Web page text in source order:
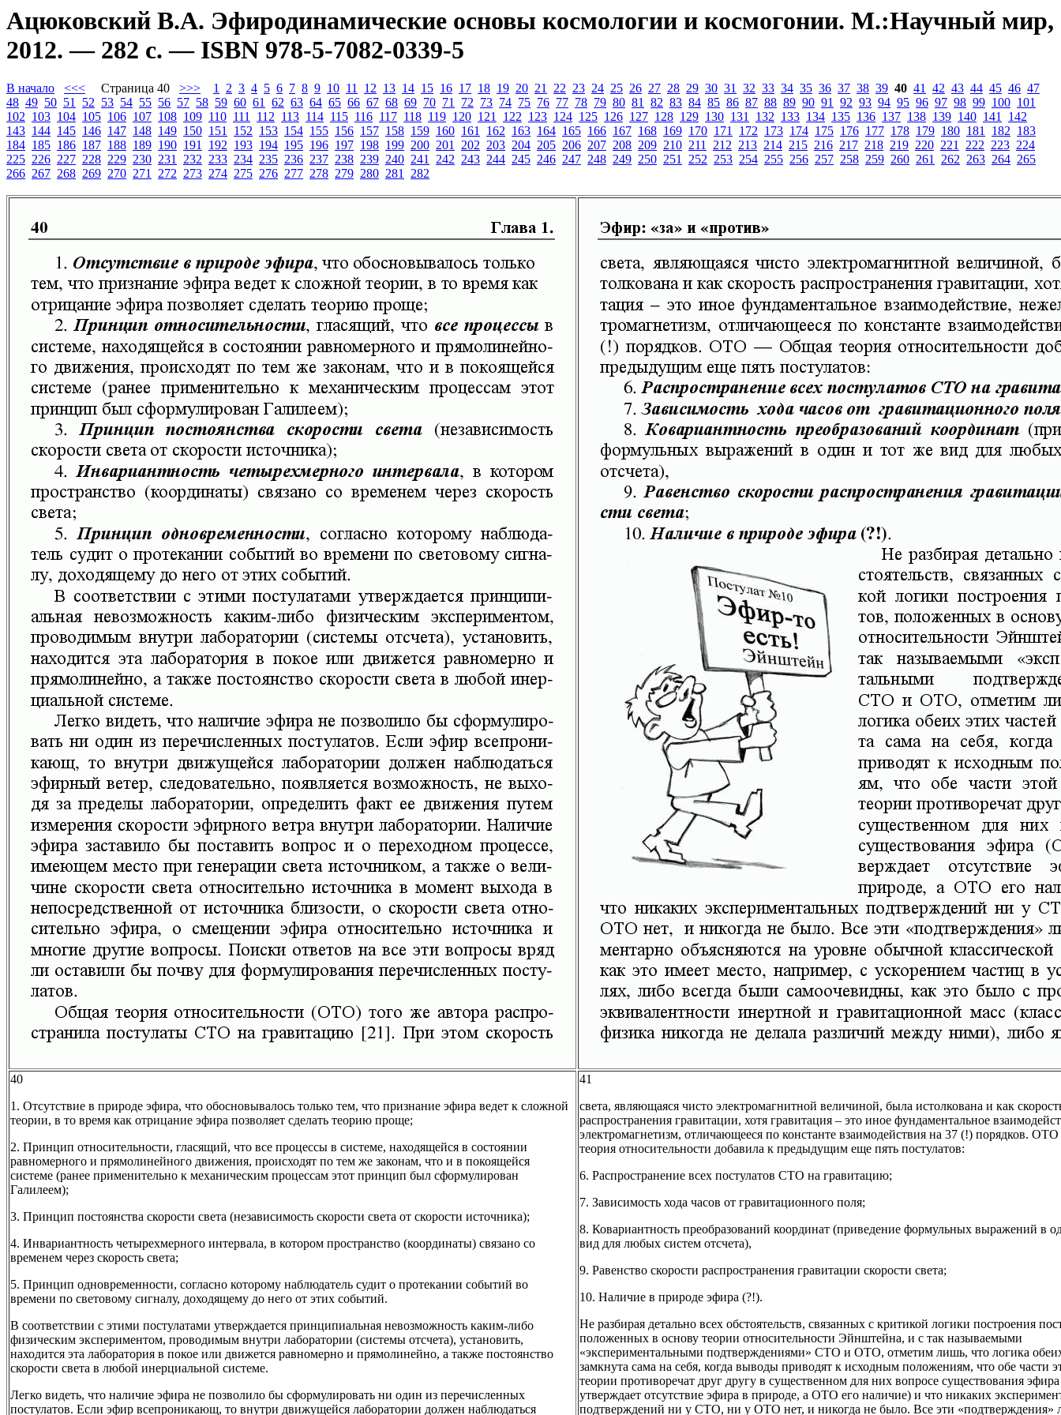
Ацюковский В.А. Эфиродинамические основы космологии и космогонии. М.:Научный мир,
2012. — 282 с. — ISBN 978-5-7082-0339-5
В начало <<< Страница 40 >>> 1 2 3 4 5 6 7 8 9 10 11 12 13 14 15 16 17 18 19 20 21 22 23 24 25 26 27 28 29 30 31 32 33 34 35 36 37 38 39 40 41 42 43 44 45 46 47
48 49 50 51 52 53 54 55 56 57 58 59 60 61 62 63 64 65 66 67 68 69 70 71 72 73 74 75 76 77 78 79 80 81 82 83 84 85 86 87 88 89 90 91 92 93 94 95 96 97 98 99 100 101
102 103 104 105 106 107 108 109 110 111 112 113 114 115 116 117 118 119 120 121 122 123 124 125 126 127 128 129 130 131 132 133 134 135 136 137 138 139 140 141 142
143 144 145 146 147 148 149 150 151 152 153 154 155 156 157 158 159 160 161 162 163 164 165 166 167 168 169 170 171 172 173 174 175 176 177 178 179 180 181 182 183
184 185 186 187 188 189 190 191 192 193 194 195 196 197 198 199 200 201 202 203 204 205 206 207 208 209 210 211 212 213 214 215 216 217 218 219 220 221 222 223 224
225 226 227 228 229 230 231 232 233 234 235 236 237 238 239 240 241 242 243 244 245 246 247 248 249 250 251 252 253 254 255 256 257 258 259 260 261 262 263 264 265
266 267 268 269 270 271 272 273 274 275 276 277 278 279 280 281 282
40
1. Отсутствие в природе эфира, что обосновывалось только тем, что признание эфира ведет к сложной
теории, в то время как отрицание эфира позволяет сделать теорию проще;
2. Принцип относительности, гласящий, что все процессы в системе, находящейся в состоянии
равномерного и прямолинейного движения, происходят по тем же законам, что и в покоящейся
системе (ранее применительно к механическим процессам этот принцип был сформулирован
Галилеем);
3. Принцип постоянства скорости света (независимость скорости света от скорости источника);
4. Инвариантность четырехмерного интервала, в котором пространство (координаты) связано со
временем через скорость света;
5. Принцип одновременности, согласно которому наблюдатель судит о протекании событий во
времени по световому сигналу, доходящему до него от этих событий.
В соответствии с этими постулатами утверждается принципиальная невозможность каким-либо
физическим экспериментом, проводимым внутри лаборатории (системы отсчета), установить,
находится эта лаборатория в покое или движется равномерно и прямолинейно, а также постоянство
скорости света в любой инерциальной системе.
Легко видеть, что наличие эфира не позволило бы сформулировать ни один из перечисленных
постулатов. Если эфир всепроникающ, то внутри движущейся лаборатории должен наблюдаться
41
света, являющаяся чисто электромагнитной величиной, была истолкована и как
распространения гравитации, хотя гравитация – это иное фундаментальное
электромагнетизм, отличающееся по константе взаимодействия на 37 (!) порядков.
теория относительности добавила к предыдущим еще пять постулатов:
6. Распространение всех постулатов СТО на гравитацию;
7. Зависимость хода часов от гравитационного поля;
8. Ковариантность преобразований координат (приведение формульных выражений в
вид для любых систем отсчета),
9. Равенство скорости распространения гравитации скорости света;
10. Наличие в природе эфира (?!).
Не разбирая детально всех обстоятельств, связанных с критикой логики построения
положенных в основу теории относительности Эйнштейна, и с так называемыми
«экспериментальными подтверждениями» СТО и ОТО, отметим лишь, что логика
замкнута сама на себя, когда выводы приводят к исходным положениям, что обе части
теории противоречат друг другу в существенном для них вопросе существования
утверждает отсутствие эфира в природе, а ОТО его наличие) и что никаких
подтверждений ни у СТО, ни у ОТО нет, и никогда не было. Все эти «подтверждения»